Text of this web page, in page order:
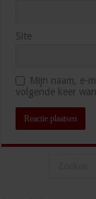
Site
Mijn naam, e-
volgende keer